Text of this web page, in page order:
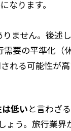
なります。
ません。後述
要の平準化
れる可能性が
低いと言わざ
う。旅行業